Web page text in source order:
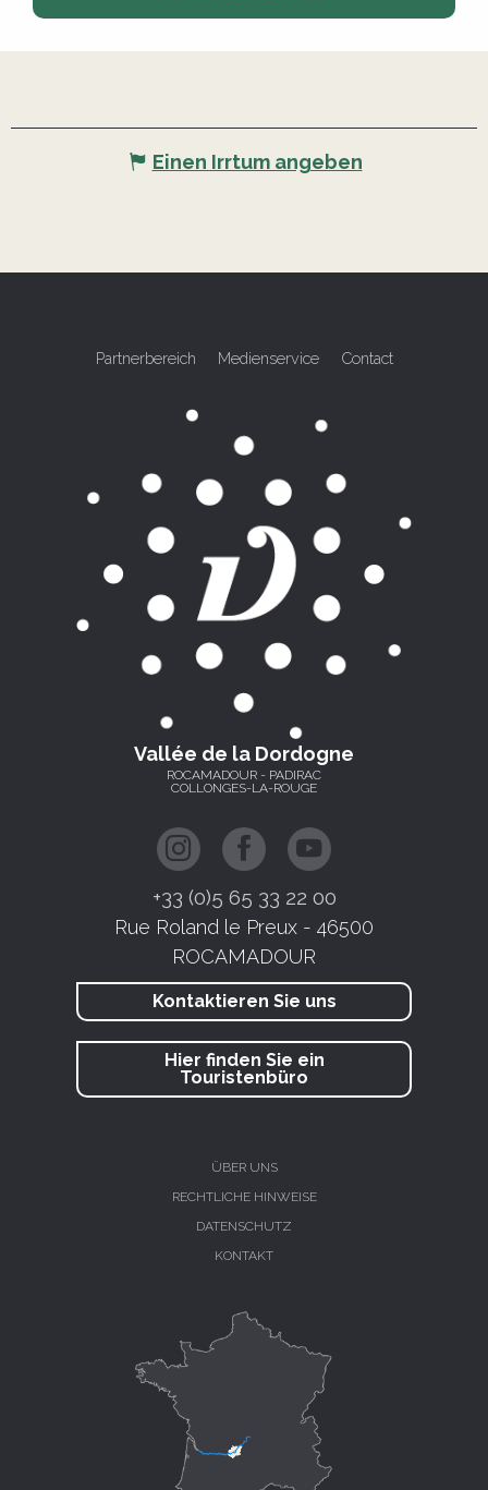
Einen Irrtum angeben
Partnerbereich Medienservice Contact
Vallée de la Dordogne
ROCAMADOUR - PADIRAC
COLLONGES-LA-ROUGE
+33 (0)5 65 33 22 00
Rue Roland le Preux - 46500
ROCAMADOUR
Kontaktieren Sie uns
Hier finden Sie ein
Touristenbüro
ÜBER UNS
RECHTLICHE HINWEISE
DATENSCHUTZ
KONTAKT